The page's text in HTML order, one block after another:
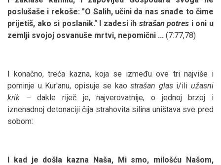
poslušaše i rekoše: "O Salih, učini da nas snađe to čime
prijetiš, ako si poslanik." I zadesi ih strašan potres i oni u
zemlji svojoj osvanuše mrtvi, nepomični ... (7:77,78)
I konačno, treća kazna, koja se između ove tri najviše i
pominje u Kur'anu, opisuje se kaostrašan glasi/iliužasni
krik – dakle riječ je, najverovatnije, o jednoj brzoj i
iznenadnoj detonaciji čija strahovita silina uništava sve pred
sobom:
I kad je došla kazna Naša, Mi smo, milošću Našom,